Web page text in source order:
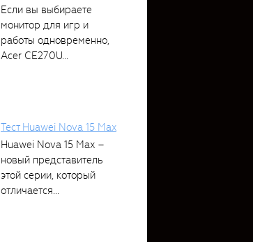
Если вы выбираете
монитор для игр и
работы одновременно,
Acer CE270U...
Тест Huawei Nova 15 Max
Huawei Nova 15 Max –
новый представитель
этой серии, который
отличается...